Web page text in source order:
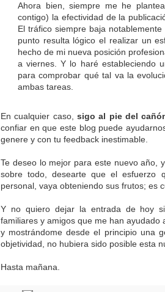
Ahora bien, siempre me he
contigo) la efectividad de la
El tráfico siempre baja
punto resulta lógico el realizar un
hecho de mi nueva posición
a viernes. Y lo haré estableciendo
para comprobar qué tal va la
ambas tareas.
En cualquier caso, sigo al pie del
confiar en que este blog puede
genere y con tu feedback inestimable.
Te deseo lo mejor para este nuevo año,
sobre todo, desearte que el esfuerzo
personal, vaya obteniendo sus frutos; es
Y no quiero dejar la entrada de hoy
familiares y amigos que me han ayudado
y mostrándome desde el principio una
objetividad, no hubiera sido posible esta
Hasta mañana.